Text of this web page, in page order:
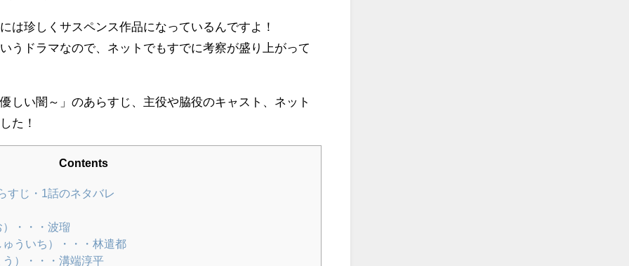
は珍しくサスペンス作品になっているんですよ！
うドラマなので、ネットでもすでに考察が盛り上がって
しい闇～」のあらすじ、主役や脇役のキャスト、ネット
た！
Contents
じ・1話のネタバレ
・・・波瑠
ういち）・・・林遣都
）・・・溝端淳平